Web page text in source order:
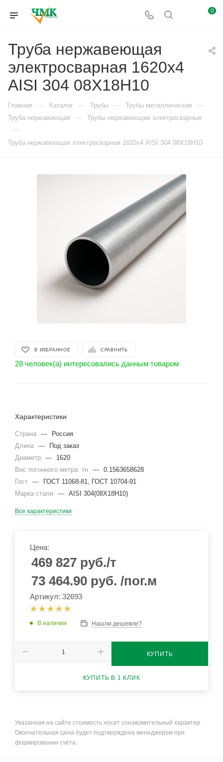
0
Труба нержавеющая
электросварная 1620х4
AISI 304 08Х18Н10
Главная — Каталог — Трубы — Трубы металлические —
Труба нержавеющая — Трубы нержавеющие электросварные
—
Труба нержавеющая электросварная 1620х4 AISI 304 08Х18Н10
В ИЗБРАННОЕ СРАВНИТЬ
28 человек(а) интересовались данным товаром
Характеристики
Страна —
Россия
Длина —
Под заказ
Диаметр —
1620
Вес погонного метра. тн — 0.1563658628
Гост —
ГОСТ 11068-81, ГОСТ 10704-91
Марка стали — AISI 304(08Х18Н10)
Все характеристики
Цена:
469 827 руб./т
73 464.90 руб. /пог.м
Артикул: 32693
В наличии Нашли дешевле?
КУПИТЬ
КУПИТЬ В 1 КЛИК
Указанная на сайте стоимость носит ознакомительный характер.
Окончательная цена будет подтверждена менеджером при
формировании счёта.